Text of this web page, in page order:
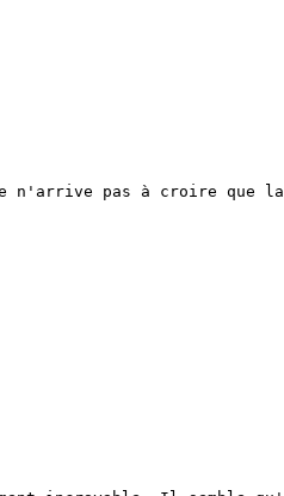
pas à croire que la